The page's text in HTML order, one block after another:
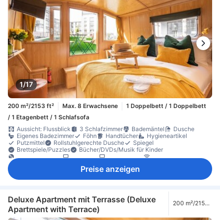
Wäschetrockner
Waschmaschine
Baby-Annehmlichkeiten (auf Anfrage)
Babybett (auf Anfrage)
Feuerlöscher
Kohlenmonoxiddetektor
Rauchmelder
Sicherheitsfunktionen
Sicherheitsgitter für Babys
Zugang über Treppe
1/17
200 m²/2153 ft² Max. 8 Erwachsene
1 Doppelbett / 1 Doppelbett
/ 1 Etagenbett / 1 Schlafsofa
Aussicht: Flussblick
3 Schlafzimmer Bademäntel
Dusche
Eigenes Badezimmer
Föhn Handtücher
Hygieneartikel
Putzmittel
Rollstuhlgerechte Dusche
Spiegel
Brettspiele/Puzzles
Bücher/DVDs/Musik für Kinder
Radio
Streaming-Dienste (wie z. B. Netflix)
Tragbarer WLAN-Hotspot
Ventilator
Esstisch
Gratis-Wasser Grillstelle
Instantkaffee (gratis)
Küche (voll ausgestattet)
Küchengeschirr
Kühlschrank
Mikrowelle
Tee (gratis)
Tee- und Kaffeezubereiter
Wasserkocher
Weingläser
Arbeitsplatz (Laptop-freundlich)
Preise anzeigen
Deluxe Apartment mit Terrasse (Deluxe
Apartment with Terrace)
200 m²/2153